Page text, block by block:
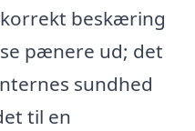
beskæring
pænere ud; det
sundhed
til en